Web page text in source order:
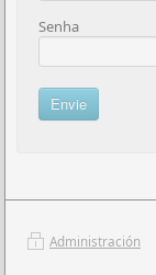
Senha
Administración